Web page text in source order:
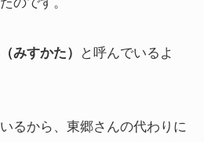
みすかた）
と呼んでいるよ
るから、東郷さんの代わりに